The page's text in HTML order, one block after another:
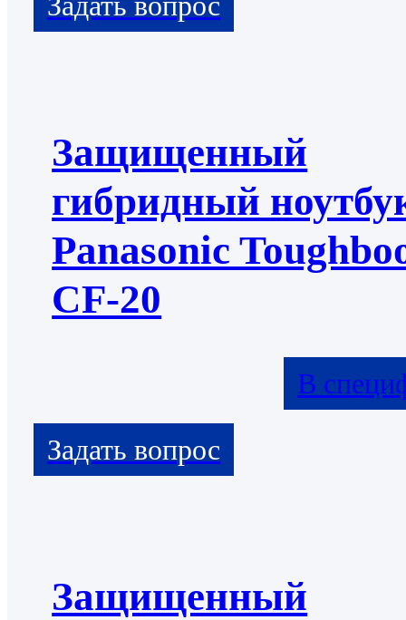
Защищенный
гибридный
Panasonic
CF-20
В
Защищенный